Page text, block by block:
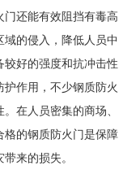
还能有效阻挡有毒高
的侵入，降低人员中
好的强度和抗冲击性
作用，不少钢质防火
在人员密集的商场、
格的钢质防火门是保障
来的损失。